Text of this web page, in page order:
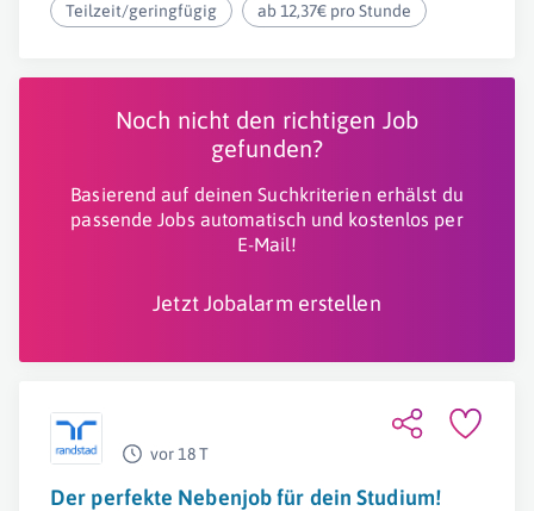
Teilzeit/geringfügig ab 12,37€ pro Stunde
Noch nicht den richtigen Job
gefunden?
Basierend auf deinen Suchkriterien erhälst du
passende Jobs automatisch und kostenlos per
E-Mail!
Jetzt Jobalarm erstellen
vor 18 T
Der perfekte Nebenjob für dein Studium!